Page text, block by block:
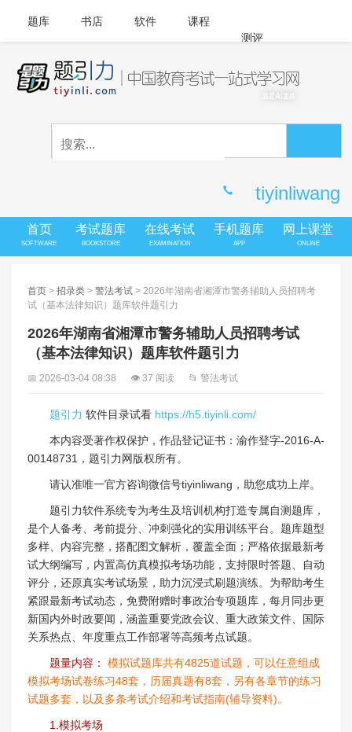
题库 书店 软件
课程
测评
APP下载
tiyinliwang
首页
SOFTWARE
考试题库
BOOKSTORE
在线考试
EXAMINATION
手机题库
APP
网上课堂
ONLINE
首页 > 招录类 > 警法考试 > 2026年湖南省湘潭市警务辅助人员招聘考
试（基本法律知识）题库软件题引力
2026年湖南省湘潭市警务辅助人员招聘考试
（基本法律知识）题库软件题引力
📅 2026-03-04 08:38 👁 37 阅读 📂 警法考试
题引力 软件目录试看 https://h5.tiyinli.com/
本内容受著作权保护，作品登记证书：渝作登字-2016-A-
00148731，题引力网版权所有。
请认准唯一官方咨询微信号tiyinliwang，助您成功上岸。
题引力软件系统专为考生及培训机构打造专属自测题库，
是个人备考、考前提分、冲刺强化的实用训练平台。题库题型
多样、内容完整，搭配图文解析，覆盖全面；严格依据最新考
试大纲编写，内置高仿真模拟考场功能，支持限时答题、自动
评分，还原真实考试场景，助力沉浸式刷题演练。为帮助考生
紧跟最新考试动态，免费附赠时事政治专项题库，每月同步更
新国内外时政要闻，涵盖重要党政会议、重大政策文件、国际
关系热点、年度重点工作部署等高频考点试题。
题量内容： 模拟试题库共有4825道试题，可以任意组成
模拟考场试卷练习48套，历届真题有8套，另有各章节的练习
试题多套，以及多条考试介绍和考试指南(辅导资料)。
1.模拟考场